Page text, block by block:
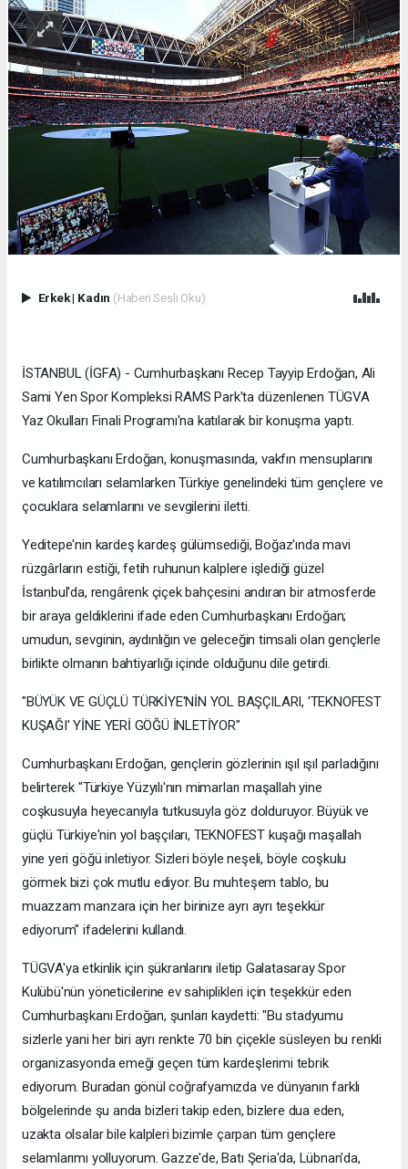
Erkek| Kadın (Haberi Sesli Oku)
İSTANBUL (İGFA) - Cumhurbaşkanı Recep Tayyip Erdoğan, Ali
Sami Yen Spor Kompleksi RAMS Park'ta düzenlenen TÜGVA
Yaz Okulları Finali Programı'na katılarak bir konuşma yaptı.
Cumhurbaşkanı Erdoğan, konuşmasında, vakfın mensuplarını
ve katılımcıları selamlarken Türkiye genelindeki tüm gençlere ve
çocuklara selamlarını ve sevgilerini iletti.
Yeditepe'nin kardeş kardeş gülümsediği, Boğaz'ında mavi
rüzgârların estiği, fetih ruhunun kalplere işlediği güzel
İstanbul'da, rengârenk çiçek bahçesini andıran bir atmosferde
bir araya geldiklerini ifade eden Cumhurbaşkanı Erdoğan;
umudun, sevginin, aydınlığın ve geleceğin timsali olan gençlerle
birlikte olmanın bahtiyarlığı içinde olduğunu dile getirdi.
"BÜYÜK VE GÜÇLÜ TÜRKİYE'NİN YOL BAŞÇILARI, 'TEKNOFEST
KUŞAĞI' YİNE YERİ GÖĞÜ İNLETİYOR"
Cumhurbaşkanı Erdoğan, gençlerin gözlerinin ışıl ışıl parladığını
belirterek "Türkiye Yüzyılı'nın mimarları maşallah yine
coşkusuyla heyecanıyla tutkusuyla göz dolduruyor. Büyük ve
güçlü Türkiye'nin yol başçıları, TEKNOFEST kuşağı maşallah
yine yeri göğü inletiyor. Sizleri böyle neşeli, böyle coşkulu
görmek bizi çok mutlu ediyor. Bu muhteşem tablo, bu
muazzam manzara için her birinize ayrı ayrı teşekkür
ediyorum" ifadelerini kullandı.
TÜGVA'ya etkinlik için şükranlarını iletip Galatasaray Spor
Kulübü'nün yöneticilerine ev sahiplikleri için teşekkür eden
Cumhurbaşkanı Erdoğan, şunları kaydetti: "Bu stadyumu
sizlerle yani her biri ayrı renkte 70 bin çiçekle süsleyen bu renkli
organizasyonda emeği geçen tüm kardeşlerimi tebrik
ediyorum. Buradan gönül coğrafyamızda ve dünyanın farklı
bölgelerinde şu anda bizleri takip eden, bizlere dua eden,
uzakta olsalar bile kalpleri bizimle çarpan tüm gençlere
selamlarımı yolluyorum. Gazze'de, Batı Şeria'da, Lübnan'da,